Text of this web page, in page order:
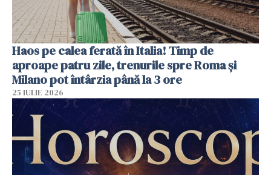
Haos pe calea ferată în Italia! Timp de
aproape patru zile, trenurile spre Roma și
Milano pot întârzia până la 3 ore
25 IULIE 2026